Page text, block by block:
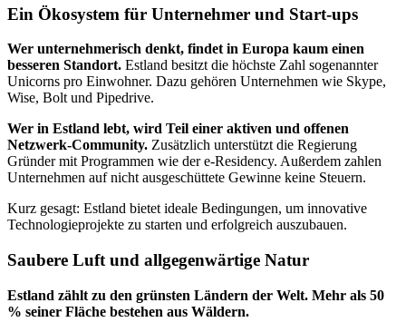
Ein Ökosystem für Unternehmer und Start-ups
Wer unternehmerisch denkt, findet in Europa kaum einen
besseren Standort. Estland besitzt die höchste Zahl sogenannter
Unicorns pro Einwohner. Dazu gehören Unternehmen wie Skype,
Wise, Bolt und Pipedrive.
Wer in Estland lebt, wird Teil einer aktiven und offenen
Netzwerk-Community. Zusätzlich unterstützt die Regierung
Gründer mit Programmen wie der e-Residency. Außerdem zahlen
Unternehmen auf nicht ausgeschüttete Gewinne keine Steuern.
Kurz gesagt: Estland bietet ideale Bedingungen, um innovative
Technologieprojekte zu starten und erfolgreich auszubauen.
Saubere Luft und allgegenwärtige Natur
Estland zählt zu den grünsten Ländern der Welt. Mehr als 50
% seiner Fläche bestehen aus Wäldern.